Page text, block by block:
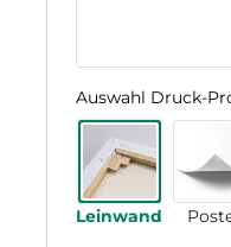
Auswahl Druck-
Leinwand